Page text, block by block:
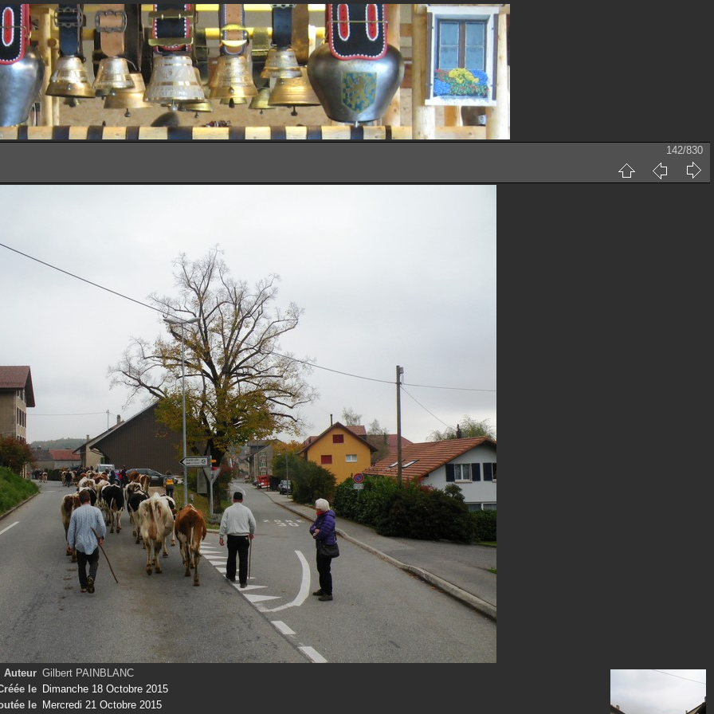
142/830
Auteur Gilbert PAINBLANC
le Dimanche 18 Octobre 2015
le Mercredi 21 Octobre 2015